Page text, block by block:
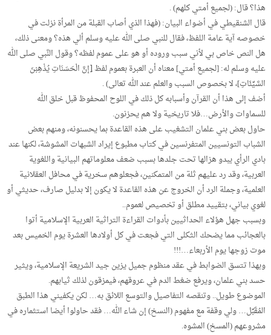
هذا؟ قال: (لجميع أمتي كلهم) .
قال الشنقيطي في أضواء البيان: (فهذا الذي أصاب القبلة من المرأة نزلت في
خصوصه آية عامة اللفظ، فقال للنبي صلى الله عليه وسلم ألي هذه؟ ومعنى ذلك،
هل النص خاص بي لأني سبب وروده أو هو على عموم لفظه؟ وقول النَّبي صلى الله
عليه وسلم له: [لجميع أمتي] معناه أن العبرة بعموم لفظ [ِإنَّ الْحَسَنَاتِ يُذْهِبْنَ
السَّيِّئَاتِ]، لا بخصوص السبب والعلم عند الله تعالى) .
أضف إلى هذا أن القرآن وأسبابه كل ذلك في اللوح المحفوظ قبل خلق الله
للسماوات والأرض…فلا تاريخية ولا هم يحزنون.
حاول بعض بني علمان التشغيب على هذه القاعدة بما يحسنونه، ومنهم بعض
الشباب التونسيين المتفرنسين في كتاب مطبوع إيراد الشبهات المشوشة، لكنها عند
بادي الرأي يبدو هزالها تحت جلدها بسبب ضعف معلوماتهم البيانية واللغوية
العربية، وقد رد عليهم ثلة من المتمكنين، فجعلوهم سخرية في محافل العقلانية
العلمية، وجملة الرد أن الخروج عن هذه القاعدة لا يكون إلا بدليل صارف، حديثي أو
لغوي بياني، بتقييد مطلق أو تخصيص لعموم..
وبسبب جهل هؤلاء الحداثيين بأدوات القراءة التراثية العربية الإسلامية أتوا
بالعجائب مما يضحك الثكلى التي فجعت في كل أولادها العشرة يوم الخميس بعد
موت زوجها يوم الأربعاء…!!!
وبهذا تتسق الضوابط في عقد منظوم جميل يزين جيد الشريعة الإسلامية، ويثير
حسد بني علمان، ويرفع ضغط الدم في عروقهم، فيمزقون لذلك ثيابهم.
الموضوع طويل.. وتنقصه التفاصيل والتوسع اللائق به… لكن يكفيني هذا الطبق
المُقَبِّل… ولي وقفة مع مفهوم (النسخ) إن شاء الله… فقد حاولوا أيضا استثماره في
مشروعهم (المسخ) المشوه.